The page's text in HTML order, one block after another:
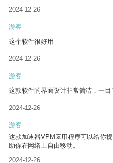
2024-12-26
游客
这个软件很好用
2024-12-26
游客
这款软件的界面设计非常简洁，一目
2024-12-26
游客
这款加速器VPM应用程序可以给你
助你在网络上自由移动。
2024-12-26